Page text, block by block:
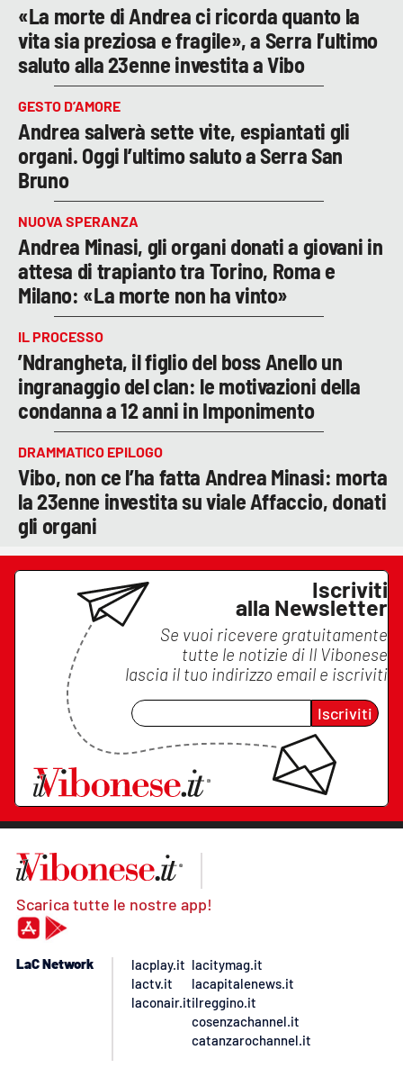
«La morte di Andrea ci ricorda quanto la
vita sia preziosa e fragile», a Serra l’ultimo
saluto alla 23enne investita a Vibo
GESTO D’AMORE
Andrea salverà sette vite, espiantati gli
organi. Oggi l’ultimo saluto a Serra San
Bruno
NUOVA SPERANZA
Andrea Minasi, gli organi donati a giovani in
attesa di trapianto tra Torino, Roma e
Milano: «La morte non ha vinto»
IL PROCESSO
’Ndrangheta, il figlio del boss Anello un
ingranaggio del clan: le motivazioni della
condanna a 12 anni in Imponimento
DRAMMATICO EPILOGO
Vibo, non ce l’ha fatta Andrea Minasi: morta
la 23enne investita su viale Affaccio, donati
gli organi
Iscriviti
alla Newsletter
Se vuoi ricevere gratuitamente
tutte le notizie di Il Vibonese
lascia il tuo indirizzo email e iscriviti
Iscriviti
Scarica tutte le nostre app!
LaC Network
lacplay.it
lactv.it
laconair.it
lacitymag.it
lacapitalenews.it
ilreggino.it
cosenzachannel.it
catanzarochannel.it